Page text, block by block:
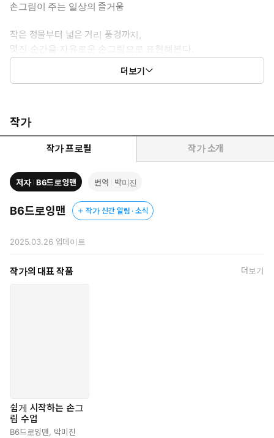
손그림이 주는 일상의 즐거움
작은 정물부터 넓은 거리 풍경까지,
멋진 순간을 자유로운 손그림으로 표현해본다.
초보자도 쉽게 그려볼 수 있는
저자의 드로잉 노하우를 상세하게 공개한다.
더보기
작가
작가 프로필 작가 소개
저자 B6드로잉맨 번역 박미진
B6드로잉맨 작가 신간 알림 · 소식
2025.03.26 업데이트
작가의 대표 작품 더보기
쉽게 시작하는 손그
림 수업
B6드로잉맨, 박미진